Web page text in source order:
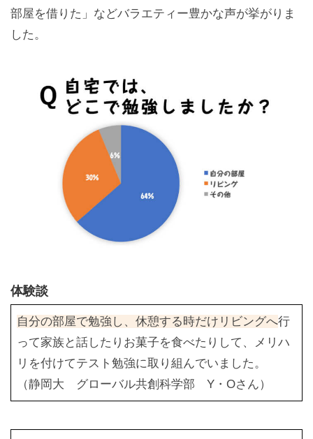
部屋を借りた」などバラエティー豊かな声が挙がりま
した。
体験談
自分の部屋で勉強し、休憩する時だけリビングへ行
って家族と話したりお菓子を食べたりして、メリハ
リを付けてテスト勉強に取り組んでいました。
（静岡大 グローバル共創科学部 Y・Oさん）